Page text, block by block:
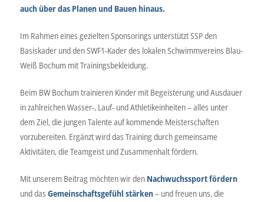
auch über das Planen und Bauen hinaus.
Im Rahmen eines gezielten Sponsorings unterstützt SSP den
Basiskader und den SWF1-Kader des lokalen Schwimmvereins Blau-
Weiß Bochum mit Trainingsbekleidung.
Beim BW Bochum trainieren Kinder mit Begeisterung und Ausdauer
in zahlreichen Wasser-, Lauf- und Athletikeinheiten – alles unter
dem Ziel, die jungen Talente auf kommende Meisterschaften
vorzubereiten. Ergänzt wird das Training durch gemeinsame
Aktivitäten, die Teamgeist und Zusammenhalt fördern.
Mit unserem Beitrag möchten wir den Nachwuchssport fördern
und das Gemeinschaftsgefühl stärken– und freuen uns, die